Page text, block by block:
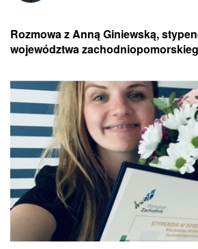
Rozmowa z Anną Giniewską,
województwa